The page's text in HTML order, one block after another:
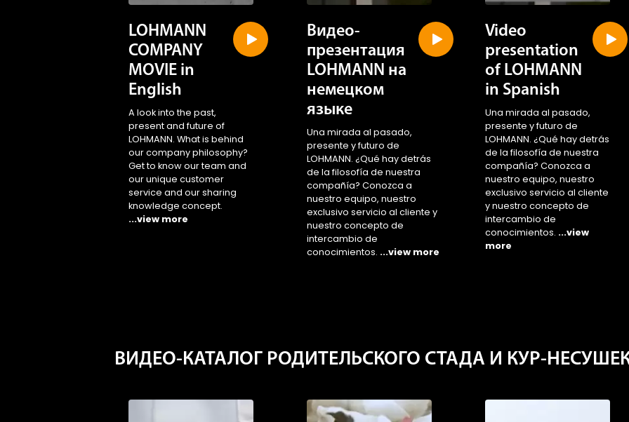
LOHMANN
COMPANY
MOVIE in
English
A look into the past,
present and future of
LOHMANN. What is behind
our company philosophy?
Get to know our team and
our unique customer
service and our sharing
knowledge concept.
...view more
Видео-
презентация
LOHMANN на
немецком
языке
Una mirada al pasado,
presente y futuro de
LOHMANN. ¿Qué hay detrás
de la filosofía de nuestra
compañía? Conozca a
nuestro equipo, nuestro
exclusivo servicio al cliente y
nuestro concepto de
intercambio de
conocimientos. ...view more
Video
presentation
of LOHMANN
in Spanish
Una mirada al pasado,
presente y futuro de
LOHMANN. ¿Qué hay detrás
de la filosofía de nuestra
compañía? Conozca a
nuestro equipo, nuestro
exclusivo servicio al cliente
y nuestro concepto de
intercambio de
conocimientos. ...view
more
ВИДЕО-КАТАЛОГ РОДИТЕЛЬСКОГО СТАДА И КУР-